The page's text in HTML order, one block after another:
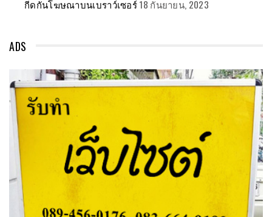
กีดกันโฆษณาบนเบราว์เซอร์18 กันยายน, 2023
ADS